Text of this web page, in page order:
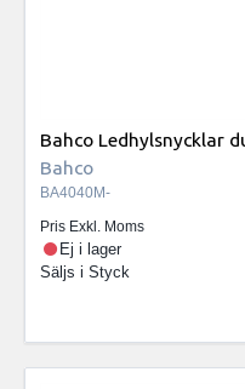
Bahco Ledhylsnycklar
Bahco
BA4040M-
Pris Exkl. Moms
Ej i lager
Säljs i Styck